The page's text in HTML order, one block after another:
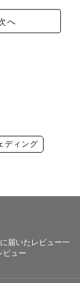
へ
ディング
届いたレビュー一
ビュー